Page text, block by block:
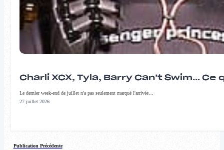
Charli XCX, Tyla, Barry Can’t Swim…
Le dernier week-end de juillet n'a pas seulement marqué l'arrivée…
27 juillet 2026
Publication Précédente